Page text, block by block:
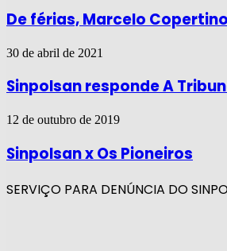
De férias, Marcelo
30 de abril de 2021
Sinpolsan responde A
12 de outubro de 2019
Sinpolsan x Os Pioneiros
SERVIÇO PARA DENÚNCIA DO